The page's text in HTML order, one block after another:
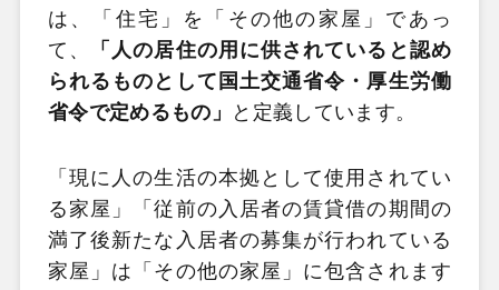
は、「住宅」を「その他の家屋」であっ
て、
「人の居住の用に供されていると認め
られるものとして国土交通省令・厚生労働
省令で定めるもの」
と定義しています。
「現に人の生活の本拠として使用されてい
る家屋」「従前の入居者の賃貸借の期間の
満了後新たな入居者の募集が行われている
家屋」は「その他の家屋」に包含されます